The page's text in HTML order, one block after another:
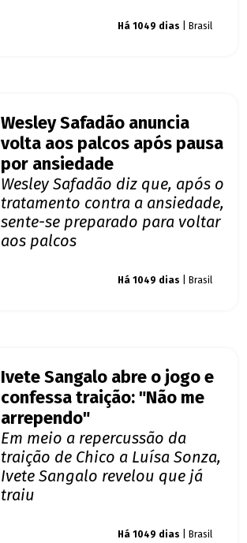
Há 1049 dias | Brasil
Wesley Safadão anuncia
volta aos palcos após pausa
por ansiedade
Wesley Safadão diz que, após o
tratamento contra a ansiedade,
sente-se preparado para voltar
aos palcos
Há 1049 dias | Brasil
Ivete Sangalo abre o jogo e
confessa traição: "Não me
arrependo"
Em meio a repercussão da
traição de Chico a Luísa Sonza,
Ivete Sangalo revelou que já
traiu
Há 1049 dias | Brasil